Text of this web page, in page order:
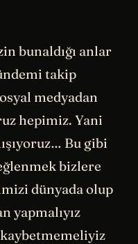
bunaldığı anlar
takip
medyadan
hepimiz. Yani
Bu gibi
bizlere
dünyada olup
yapmalıyız
kaybetmemeliyiz